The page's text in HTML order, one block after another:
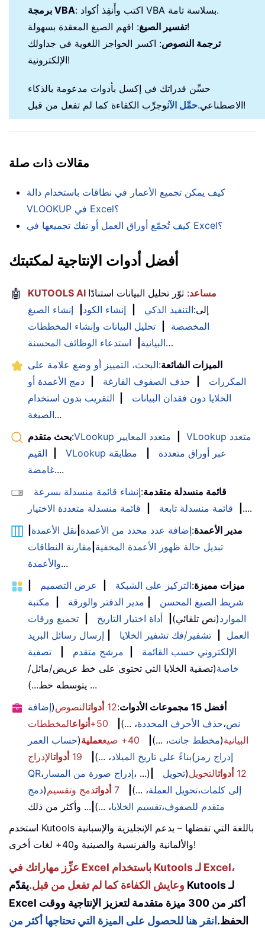
برمجة VBA
: اكتب وأَنفِذ أكواد VBA بسلاسة تامة.
تفسير الصيغ: افهم الصيغ المعقدة بسهولة!
ترجمة النصوص: اكسر الحواجز اللغوية في جداولك
الإلكترونية!
حسِّن قدراتك في إكسل بأدوات مدعومة بالذكاء
الاصطناعي.حمِّل الآن وجرِّب الكفاءة كما لم تفعل من قبل!
مقالات ذات صلة
كيف يمكن تجميع الأعمار في نطاقات باستخدام دالة
VLOOKUP في Excel؟
كيف تُجمّع أوراق العمل أو تفك تجميعها في Excel؟
أفضل أدوات الإنتاجية لمكتبتك
🤖 KUTOOLS AI مساعد: ثوّر تحليل البيانات استنادًا
إلى:التنفيذ الذكي إنشاء الكود
إنشاء الصيغ
المخصصة
تحليل البيانات وإنشاء المخططات
البيانية
استدعاء الوظائف المحسنة
…
الميزات الشائعة:البحث، التمييز أو وضع علامة على
المكررات
حذف الصفوف الفارغة
دمج الأعمدة أو
الخلايا دون فقدان البيانات
التقريب بدون استخدام
الصيغة...
بحث متقدم: VLookup متعدد المعايير
VLookup متعدد
القيم
VLookup عبر أوراق متعددة
مطابقة
غامضة....
قائمة منسدلة متقدمة:إنشاء قائمة منسدلة بسرعة
قائمة منسدلة تابعة قائمة منسدلة متعددة الاختيار
....
مدير الأعمدة:إضافة عدد محدد من الأعمدة نقل الأعمدة
تبديل حالة ظهور الأعمدة المخفية مقارنة النطاقات
والأعمدة...
ميزات مميزة:التركيز على الشبكة عرض التصميم
شريط الصيغ المحسن
مدير الدفتر والورقة
مكتبة
الموارد(نص تلقائي) أداة اختيار التاريخ
تجميع ورقات
العمل
تشفير/فك تشفير الخلايا
إرسال رسائل البريد
الإلكتروني حسب القائمة
مرشح متقدم
تصفية
خاصة(تصفية الخلايا التي تحتوي على خط عريض/مائل/
يتوسطه خط...) ...
أفضل 15 مجموعات الأدوات
:
12 أدواتالنصوص(إضافة
نص،حذف الأحرف المحددة، ...) 50+ أنواعالمخططات
البيانية(مخطط جانت، ...) 40+ صيغ عملية(حساب العمر
بناءً على تاريخ الميلاد، ...) 19 أدواتالإدراج ( إدراج رمز
QR، إدراج صورة من المسار، ...) 12 أدواتالتحويل(تحويل
إلى كلمات،تحويل العملة، ...) 7 أدواتدمج وتقسيم(دمج
متقدم للصفوف،تقسيم الخلايا، ...) ... وأكثر من ذلك
استخدم Kutools باللغة التي تفضلها – يدعم الإنجليزية والإسبانية
والألمانية والفرنسية والصينية و40+ لغات أخرى!
عزِّز مهاراتك في Excel باستخدام Kutools لـ Excel،
وعايش الكفاءة كما لم تفعل من قبل.يقدّم Kutools لـ
Excel أكثر من 300 ميزة متقدمة لتعزيز الإنتاجية ووقت
الحفظ. انقر هنا للحصول على الميزة التي تحتاجها أكثر من